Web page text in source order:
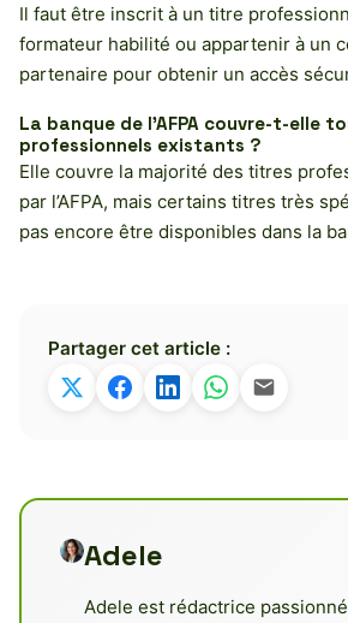
Il faut être inscrit à un titre
formateur habilité ou appartenir à un
partenaire pour obtenir un accès
La banque de l’AFPA couvre-t-elle
professionnels existants ?
Elle couvre la majorité des titres
par l’AFPA, mais certains titres très
pas encore être disponibles dans la
Partager cet article :
Adele
Adele est rédactrice